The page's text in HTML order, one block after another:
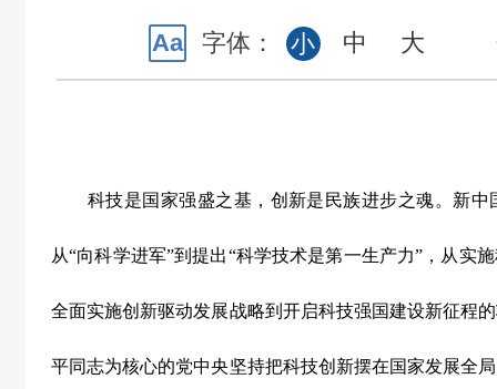
Aa 字体： 小 中 大
科技是国家强盛之基，创新是民族进步之魂。新中
从“向科学进军”到提出“科学技术是第一生产力”，从实
全面实施创新驱动发展战略到开启科技强国建设新征程
平同志为核心的党中央坚持把科技创新摆在国家发展全